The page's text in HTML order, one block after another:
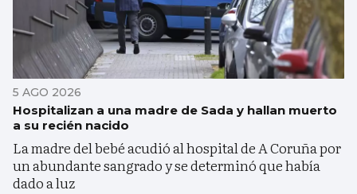
5 AGO 2026
Hospitalizan a una madre de Sada y hallan muerto
a su recién nacido
La madre del bebé acudió al hospital de A Coruña por
un abundante sangrado y se determinó que había
dado a luz